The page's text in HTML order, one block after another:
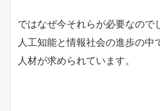
ではなぜ今それらが必要なので
人工知能と情報社会の進歩の中
人材が求められています。